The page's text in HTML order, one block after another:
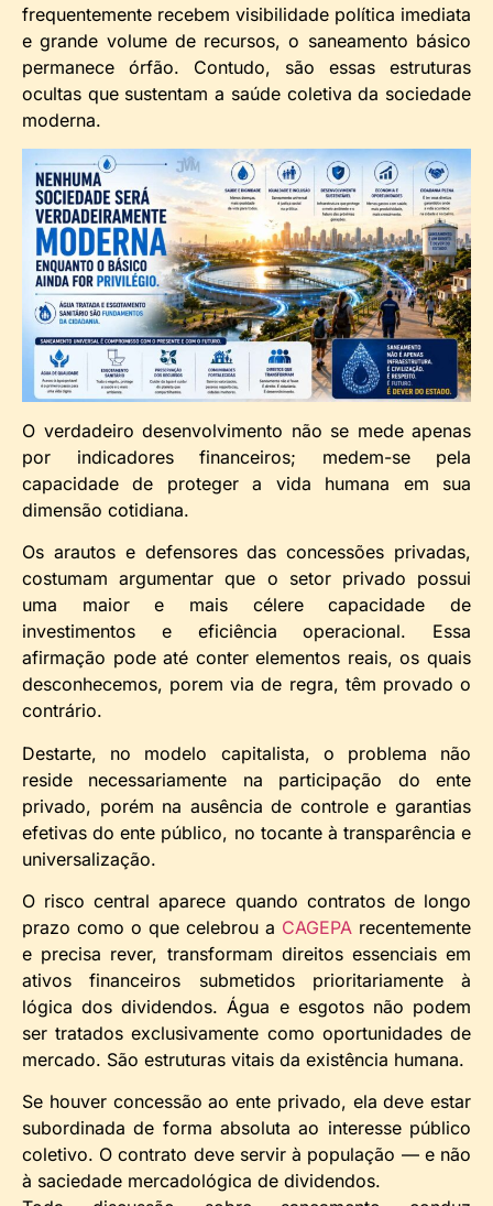
frequentemente recebem visibilidade política imediata
e grande volume de recursos, o saneamento básico
permanece órfão. Contudo, são essas estruturas
ocultas que sustentam a saúde coletiva da sociedade
moderna.
O verdadeiro desenvolvimento não se mede apenas
por indicadores financeiros; medem-se pela
capacidade de proteger a vida humana em sua
dimensão cotidiana.
Os arautos e defensores das concessões privadas,
costumam argumentar que o setor privado possui
uma maior e mais célere capacidade de
investimentos e eficiência operacional. Essa
afirmação pode até conter elementos reais, os quais
desconhecemos, porem via de regra, têm provado o
contrário.
Destarte, no modelo capitalista, o problema não
reside necessariamente na participação do ente
privado, porém na ausência de controle e garantias
efetivas do ente público, no tocante à transparência e
universalização.
O risco central aparece quando contratos de longo
prazo como o que celebrou a CAGEPA recentemente
e precisa rever, transformam direitos essenciais em
ativos financeiros submetidos prioritariamente à
lógica dos dividendos. Água e esgotos não podem
ser tratados exclusivamente como oportunidades de
mercado. São estruturas vitais da existência humana.
Se houver concessão ao ente privado, ela deve estar
subordinada de forma absoluta ao interesse público
coletivo. O contrato deve servir à população — e não
à saciedade mercadológica de dividendos.